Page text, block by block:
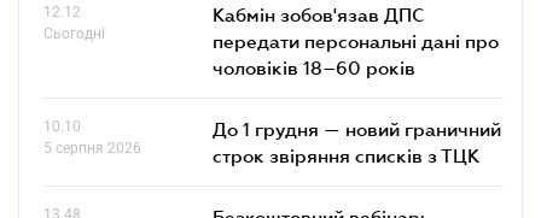
12.12
Сьогодні
Кабмін зобов'язав ДПС
передати персональні дані про
чоловіків 18–60 років
10.10
5 серпня 2026
До 1 грудня — новий граничний
строк звіряння списків з ТЦК
13.48